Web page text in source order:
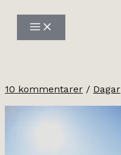
innehåll
10 kommentarer / Dagar